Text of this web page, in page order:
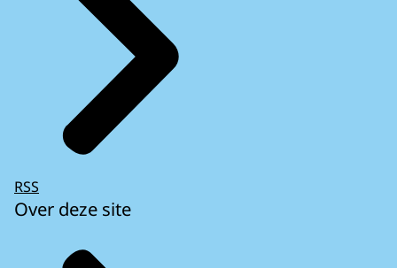
RSS
Over deze site